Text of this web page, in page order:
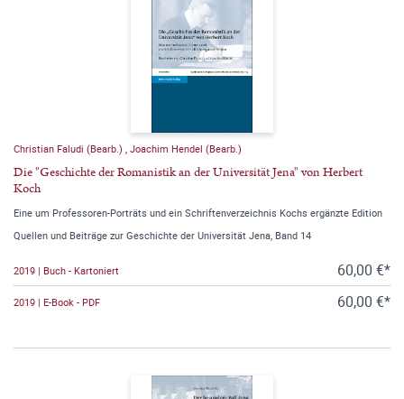
Christian Faludi (Bearb.) , Joachim Hendel (Bearb.)
Die "Geschichte der Romanistik an der Universität Jena" von Herbert
Koch
Eine um Professoren-Porträts und ein Schriftenverzeichnis Kochs ergänzte Edition
Quellen und Beiträge zur Geschichte der Universität Jena, Band 14
2019 | Buch - Kartoniert 60,00 €*
2019 | E-Book - PDF 60,00 €*